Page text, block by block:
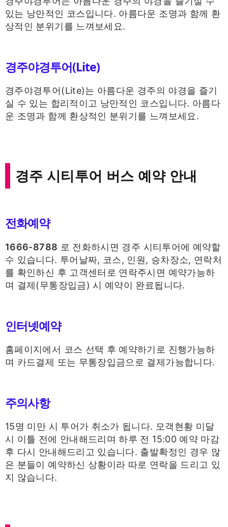
있는 낭만적인 코스입니다. 아름다운 조명과 함께 환
상적인 분위기를 느껴보세요.
경주야경투어(Lite)
경주야경투어(Lite)는 아름다운 경주의 야경을 즐기
실 수 있는 합리적이고 낭만적인 코스입니다. 아름다
운 조명과 함께 환상적인 분위기를 느껴보세요.
경주 시티투어 버스 예약 안내
전화예약
1666-8788 로 전화하시면 경주 시티투어에 예약할
수 있습니다. 투어날짜, 코스, 인원, 승차장소, 연락처
를 확인하신 후 고객센터로 연락주시면 예약가능하
며 결제(무통장입금) 시 예약이 완료됩니다.
인터넷예약
홈페이지에서 코스 선택 후 예약하기로 진행가능하
며 카드결제 또는 무통장입금으로 결제가능합니다.
주의사항
15명 미만 시 투어가 취소가 됩니다. 모객현황 미달
시 이틀 전에 안내해드리며 하루 전 15:00 예약 마감
후 다시 안내해드리고 있습니다. 출발확정인 경우 많
은 분들이 예약하신 상황이라 따로 연락을 드리고 있
지 않습니다.